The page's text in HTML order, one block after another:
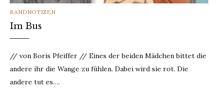
CATEGORIES
RANDNOTIZEN
Im Bus
// von Boris Pfeiffer // Eines der beiden Mädchen bittet die
andere ihr die Wange zu fühlen. Dabei wird sie rot. Die
andere tut es….